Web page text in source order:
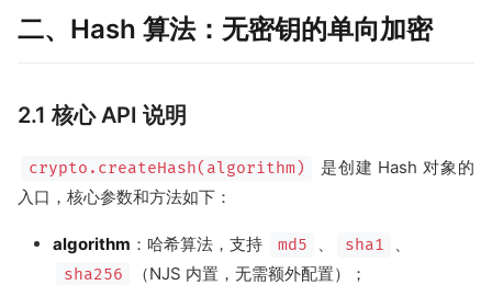
二、Hash 算法：无密钥的单向加密
2.1 核心 API 说明
crypto.createHash(algorithm)
是创建 Hash 对象的
入口，核心参数和方法如下：
algorithm ：哈希算法，支持 md5 、 sha1 、
sha256 （NJS 内置，无需额外配置）；